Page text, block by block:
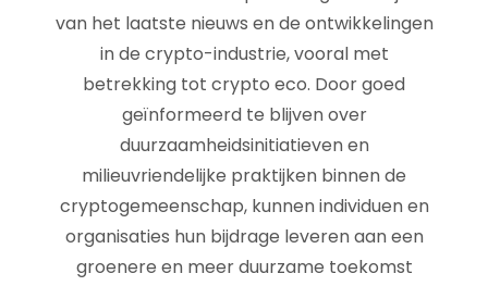
van het laatste nieuws en de ontwikkelingen
in de crypto-industrie, vooral met
betrekking tot crypto eco. Door goed
geïnformeerd te blijven over
duurzaamheidsinitiatieven en
milieuvriendelijke praktijken binnen de
cryptogemeenschap, kunnen individuen en
organisaties hun bijdrage leveren aan een
groenere en meer duurzame toekomst